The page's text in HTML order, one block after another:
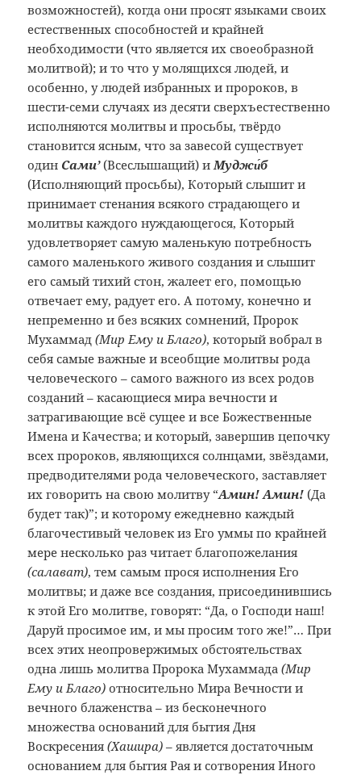
возможностей), когда они просят языками своих
естественных способностей и крайней
необходимости (что является их своеобразной
молитвой); и то что у молящихся людей, и
особенно, у людей избранных и пророков, в
шести-семи случаях из десяти сверхъ­естественно
исполняются молитвы и просьбы, твёрдо
становится ясным, что за завесой существует
один Сами’(Всеслышащий) иМуджи́б
(Исполняющий просьбы), Который слышит и
принимает стенания всякого страдающего и
молитвы каждого нуждающегося, Который
удовлетворяет самую маленькую потребность
самого маленького живого создания и слышит
его самый тихий стон, жалеет его, помощью
отвечает ему, радует его. А потому, конечно и
непременно и без всяких сомнений, Пророк
Мухаммад(Мир Ему и Благо), который вобрал в
себя самые важные и всеобщие молитвы рода
человеческого – самого важного из всех родов
созданий – касающиеся мира вечности и
затрагивающие всё сущее и все Божественные
Имена и Качества; и который, завершив цепочку
всех пророков, являющихся солнцами, звёздами,
предводителями рода человеческого, заставляет
их говорить на свою молитву “Амин! Амин! (Да
будет так)”; и которому ежедневно каждый
благочестивый человек из Его уммы по крайней
мере несколько раз читает благопожелания
(салават), тем самым прося исполнения Его
молитвы; и даже все создания, присоединившись
к этой Его молитве, говорят: “Да, о Господи наш!
Даруй просимое им, и мы просим того же!”… При
всех этих неопровержимых обстоятельствах
одна лишь молитва Пророка Мухаммада (Мир
Ему и Благо)относительно Мира Вечности и
вечного блаженства – из бесконечного
множества оснований для бытия Дня
Воскресения(Хашира) – является достаточным
основанием для бытия Рая и сотворения Иного